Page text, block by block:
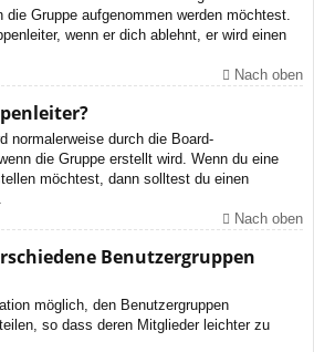
die Gruppe aufgenommen werden möchtest.
wenn er dich ablehnt, er wird einen
Nach oben
normalerweise durch die Board-
die Gruppe erstellt wird. Wenn du eine
möchtest, dann solltest du einen
Nach oben
Benutzergruppen
möglich, den Benutzergruppen
so dass deren Mitglieder leichter zu